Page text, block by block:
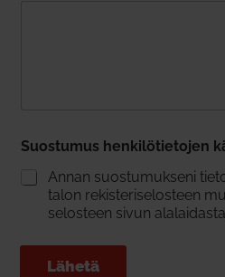
Suos­tumus hen­ki­lö­tie­tojen
Annan suos­tu­mukseni
talon rekis­te­ri­se­losteen
selosteen sivun
Lähetä